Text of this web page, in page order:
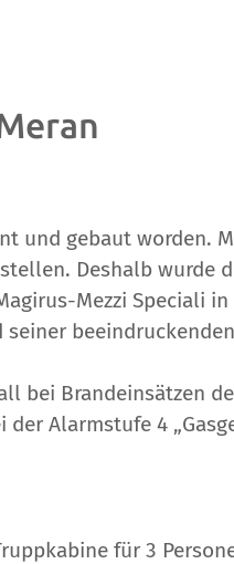
und gebaut worden.
Deshalb wurde
Mezzi Speciali
bei Brandeinsätzen
der Alarmstufe 4
für 3